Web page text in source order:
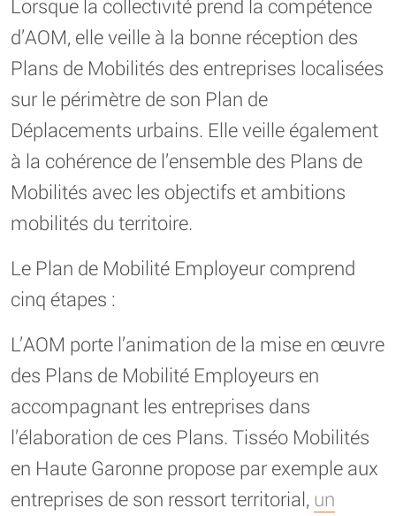
Lorsque la collectivité prend la compétence
d’AOM, elle veille à la bonne réception des
Plans de Mobilités des entreprises localisées
sur le périmètre de son Plan de
Déplacements urbains. Elle veille également
à la cohérence de l’ensemble des Plans de
Mobilités avec les objectifs et ambitions
mobilités du territoire.
Le Plan de Mobilité Employeur comprend
cinq étapes :
L’AOM porte l’animation de la mise en œuvre
des Plans de Mobilité Employeurs en
accompagnant les entreprises dans
l’élaboration de ces Plans. Tisséo Mobilités
en Haute Garonne propose par exemple aux
entreprises de son ressort territorial, un